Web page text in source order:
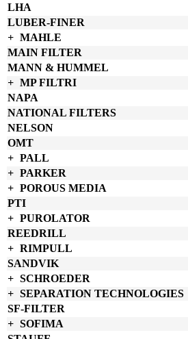
LHA
LUBER-FINER
MAHLE
MAIN FILTER
MANN & HUMMEL
MP FILTRI
NAPA
NATIONAL FILTERS
NELSON
OMT
PALL
PARKER
POROUS MEDIA
PTI
PUROLATOR
REEDRILL
RIMPULL
SANDVIK
SCHROEDER
SEPARATION TECHNOLOGIES
SF-FILTER
SOFIMA